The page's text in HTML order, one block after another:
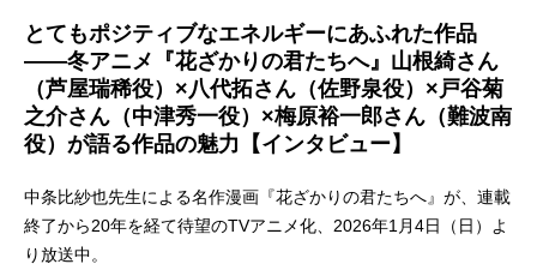
とてもポジティブなエネルギーにあふれた作品
――冬アニメ『花ざかりの君たちへ』山根綺さん
（芦屋瑞稀役）×八代拓さん（佐野泉役）×戸谷菊
之介さん（中津秀一役）×梅原裕一郎さん（難波南
役）が語る作品の魅力【インタビュー】
中条比紗也先生による名作漫画『花ざかりの君たちへ』が、連載
終了から20年を経て待望のTVアニメ化、2026年1月4日（日）よ
り放送中。